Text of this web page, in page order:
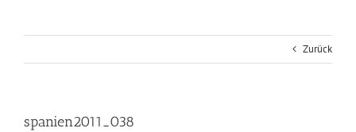
Zurück
spanien2011_038